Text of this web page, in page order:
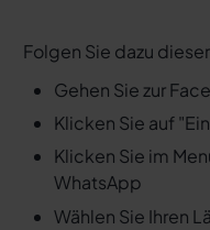
Folgen Sie dazu
Gehen Sie zur
Klicken Sie auf
Klicken Sie im
WhatsApp
Wählen Sie Ihren